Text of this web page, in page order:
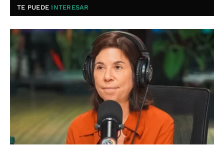
TE PUEDE INTERESAR